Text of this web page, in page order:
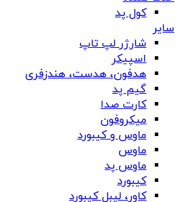
کول پد
سایر
شارژر لپ تاپ
اسپیکر
هدفون، هدست، هندزفری
گیم پد
کارت صدا
میکروفون
ماوس و کیبورد
ماوس
ماوس پد
کیبورد
کاور، لیبل کیبورد